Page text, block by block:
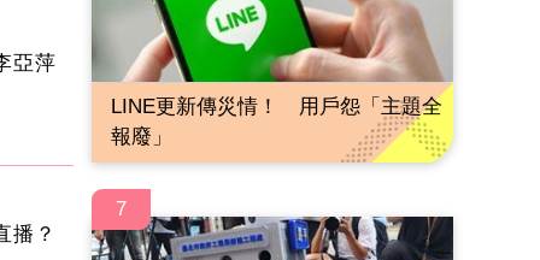
亞萍
播？
LINE更新傳災情！ 用戶怨「主題全
報廢」
7